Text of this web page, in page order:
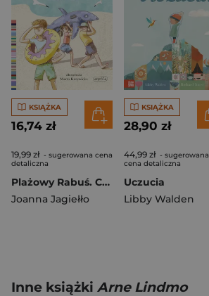
KSIĄŻKA
16,74 zł
19,99 zł - sugerowana cena
detaliczna
Plażowy Rabuś. Czytam sobie. Poziom 3
Joanna Jagiełło
KSIĄŻKA
28,90 zł
44,99 zł - sugerowana
cena detaliczna
Uczucia
Libby Walden
Inne książki Arne Lindmo